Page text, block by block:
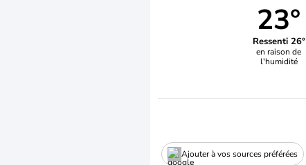
23°
Ressenti 26°
en raison de
l'humidité
Ajouter à vos sources préférées